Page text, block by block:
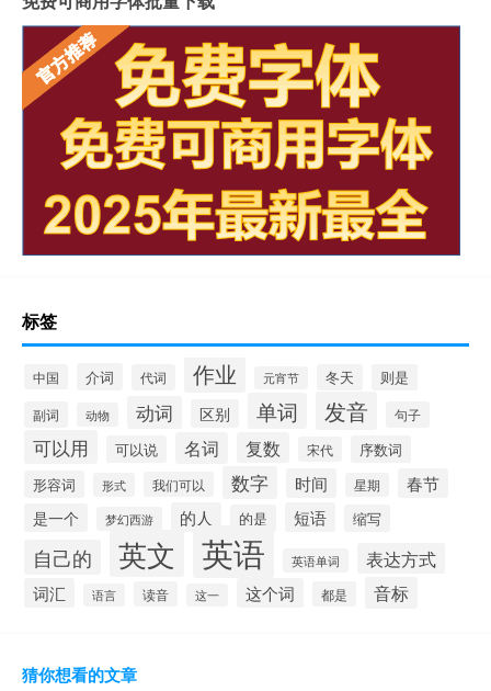
标签
中国 介词 代词 作业 元宵节 冬天
则是
副词
动物 动词 区别 单词 发音 句子
可以用 可以说 名词 复数 宋代
序数词
形容词
形式 我们可以 数字 时间 星期 春节
是一个 梦幻西游 的人 的是 短语 缩写
自己的 英文 英语 英语单词 表达方式
词汇 语言 读音 这一 这个词 都是 音标
猜你想看的文章